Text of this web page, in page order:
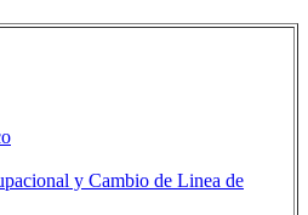
y Cambio de Linea de